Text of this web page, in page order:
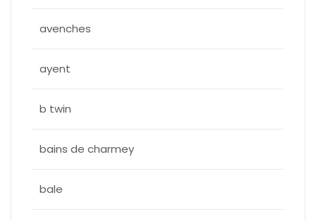
avenches
ayent
b twin
bains de charmey
bale